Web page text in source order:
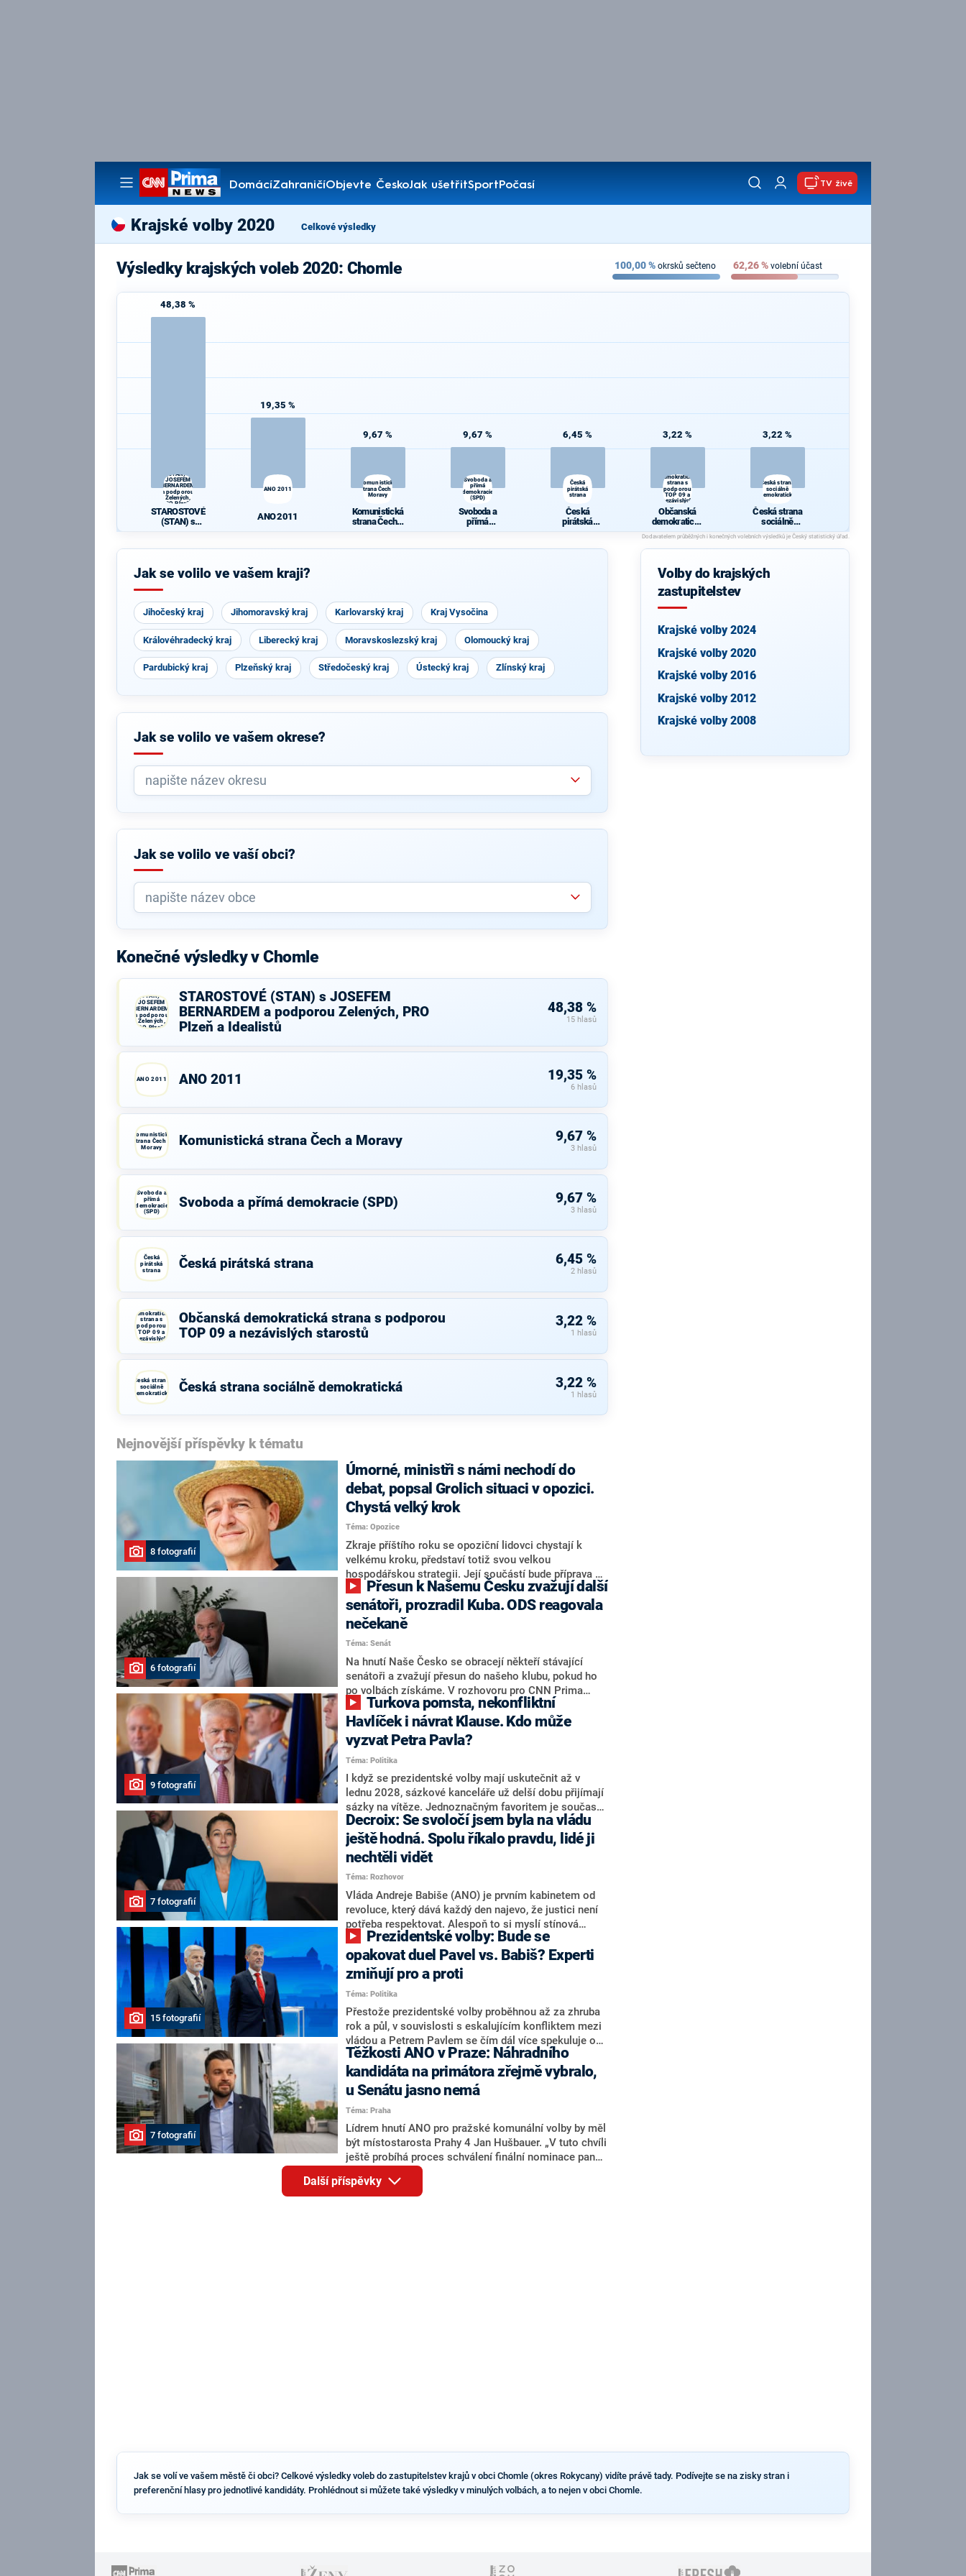
DomácíZahraničíObjevte ČeskoJak ušetřitSportPočasí
Pořady
TV živě
Krajské volby 2020 Celkové výsledky
Výsledky krajských voleb 2020: Chomle 100,00% okrsků sečteno 62,26% volební účast
48,38 %
(STAN) s
JOSEFEM
BERNARDEM
a podporou
Zelených,
PRO Plzeň a
Idealistů
STAROSTOVÉ
(STAN) s
a podporou
PRO Plzeň a
19,35 %
ANO 2011
ANO 2011
9,67 %
Komunistická
strana Čech a
Moravy
Komunistická
strana Čech a
9,67 %
Svoboda a
přímá
demokracie
(SPD)
Svoboda a
přímá
6,45 %
Česká
pirátská
strana
Česká
pirátská
strana
3,22 %
demokratická
strana s
podporou
TOP 09 a
nezávislých
starostů
Občanská
demokratická
strana s
podporou TOP
09 a
starostů
3,22 %
Česká strana
sociálně
demokratická
Česká strana
sociálně
demokratická
Jak se volilo ve vašem kraji?
Jihočeský kraj Jihomoravský kraj Karlovarský kraj Kraj Vysočina
Královéhradecký kraj Liberecký kraj Moravskoslezský kraj Olomoucký kraj
Pardubický kraj Plzeňský kraj Středočeský kraj Ústecký kraj Zlínský kraj
Jak se volilo ve vašem okrese?
Jak se volilo ve vaší obci?
Konečné výsledky v Chomle
(STAN) s
JOSEFEM
BERNARDEM
a podporou
Zelených,
PRO Plzeň a
STAROSTOVÉ (STAN) s JOSEFEM
BERNARDEM a podporou Zelených, PRO
Plzeň a Idealistů
48,38 %
15 hlasů
ANO 2011 ANO 2011 19,35 %
6 hlasů
Komunistická
strana Čech a
Moravy
Komunistická strana Čech a Moravy 9,67 %
3 hlasů
Svoboda a
přímá
demokracie
(SPD)
Svoboda a přímá demokracie (SPD) 9,67 %
3 hlasů
Česká
pirátská
strana
Česká pirátská strana 6,45 %
2 hlasů
demokratická
strana s
podporou
TOP 09 a
nezávislých
starostů
Občanská demokratická strana s podporou
TOP 09 a nezávislých starostů
3,22 %
1 hlasů
Česká strana
sociálně
demokratická
Česká strana sociálně demokratická 3,22 %
1 hlasů
Nejnovější příspěvky k tématu
8 fotografií
Úmorné, ministři s námi nechodí do
debat, popsal Grolich situaci v opozici.
Chystá velký krok
Téma: Opozice
Zkraje příštího roku se opoziční lidovci chystají k
velkému kroku, představí totiž svou velkou
hospodářskou strategii. Její součástí bude příprava na
stárnutí populace, řekl ve středu na setkání s novináři
nový předseda lidovců Jan Grolich. Ten zároveň v
senátních volbách kandiduje ve Vyškově. Popsal i
aktivitu opozice, o níž vládní strany nebo političtí
komentátoři mluví jako o slabé a v defenzivě. „Je to
úmorná práce upozorňovat na chyby vlády. Ministři s
námi navíc nechodí do debat. Chceme ale ukazovat
svoje témata,“ odpověděl Grolich na dotaz CNN Prima
NEWS.
6 fotografií
senátoři, prozradil Kuba. ODS reagovala
nečekaně
Téma: Senát
Na hnutí Naše Česko se obracejí někteří stávající
senátoři a zvažují přesun do našeho klubu, pokud ho
po volbách získáme. V rozhovoru pro CNN Prima
NEWS to řekl zakladatel hnutí a jihočeský hejtman
Martin Kuba. Konkrétní nebyl, ale získat by takto mohl
například senátora Zdeňka Hrabu, který je dnes
součástí klubu ODS a TOP 09. Hraba to na dotaz
redakce nevyloučil. Předseda klubu senátorů ODS
Zdeněk Nytra redakci řekl, že počítá s odchodem
některých senátorů z klubu a že Naše Česko není
nepřítel, ale soupeř.
9 fotografií
Havlíček i návrat Klause. Kdo může
vyzvat Petra Pavla?
Téma: Politika
I když se prezidentské volby mají uskutečnit až v
lednu 2028, sázkové kanceláře už delší dobu přijímají
sázky na vítěze. Jednoznačným favoritem je současná
hlava státu Petr Pavel. Daleko za ním pak bookmakeři
zmiňují dva výrazné politiky ANO, tedy premiéra
Andreje Babiše a ministra průmyslu Karla Havlíčka.
Oblíbeným tipem samotných sázkařů je poslanec za
Motoristy Filip Turek. Politolog Jan Kubáček nicméně
o případné kandidatuře kohokoliv ze zmíněné trojice
značně pochybuje. Podle něj současná koalice dosud
nemá osobu, která by Pavlovi mohla konkurovat.
7 fotografií
Decroix: Se svoločí jsem byla na vládu
ještě hodná. Spolu říkalo pravdu, lidé ji
nechtěli vidět
Téma: Rozhovor
Vláda Andreje Babiše (ANO) je prvním kabinetem od
revoluce, který dává každý den najevo, že justici není
potřeba respektovat. Alespoň to si myslí stínová
ministryně spravedlnosti ODS Eva Decroix. V
rozhovoru pro CNN Prima NEWS si nebrala servítky
ohledně politického výkonu svého nástupce Jeronýma
Tejce (za ANO) či vládní zmocněnkyně pro lidská
práva Taťány Malé (ANO). Označením „svoloč“ na
adresu vlády prý byla ještě hodná. Decroix se také
vrátila k volební porážce koalice Spolu či promluvila o
hnutí Naše Česko Martina Kuby.
15 fotografií
opakovat duel Pavel vs. Babiš? Experti
zmiňují pro a proti
Téma: Politika
Přestože prezidentské volby proběhnou až za zhruba
rok a půl, v souvislosti s eskalujícím konfliktem mezi
vládou a Petrem Pavlem se čím dál více spekuluje o
tom, koho by do bitvy o Hrad mohla vyslat současná
koalice. Někteří političtí komentátoři znovu vytahují
jméno premiéra Andreje Babiše (ANO). Jak moc je
pravděpodobné, že se v prezidentských volbách 2028
bude znovu opakovat souboj z roku 2023?
7 fotografií
Těžkosti ANO v Praze: Náhradního
kandidáta na primátora zřejmě vybralo,
u Senátu jasno nemá
Téma: Praha
Lídrem hnutí ANO pro pražské komunální volby by měl
být místostarosta Prahy 4 Jan Hušbauer. „V tuto chvíli
ještě probíhá proces schválení finální nominace pana
Jana Hušbauera Výborem hnutí ANO,“ uvedl pro
redakci místopředseda pražského ANO Martin
Benkovič. O Hušbauerovi se spekulovalo jako o
Další příspěvky
Volby do krajských
zastupitelstev
Krajské volby 2024
Krajské volby 2020
Krajské volby 2016
Krajské volby 2012
Krajské volby 2008
Jak se volí ve vašem městě či obci? Celkové výsledky voleb do zastupitelstev krajů v obci Chomle (okres Rokycany) vidíte právě tady. Podívejte se na zisky stran i
preferenční hlasy pro jednotlivé kandidáty. Prohlédnout si můžete také výsledky v minulých volbách, a to nejen v obci Chomle.